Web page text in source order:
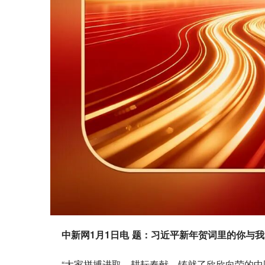
中新网1月1日电 题：习近平新年贺词里的你与我